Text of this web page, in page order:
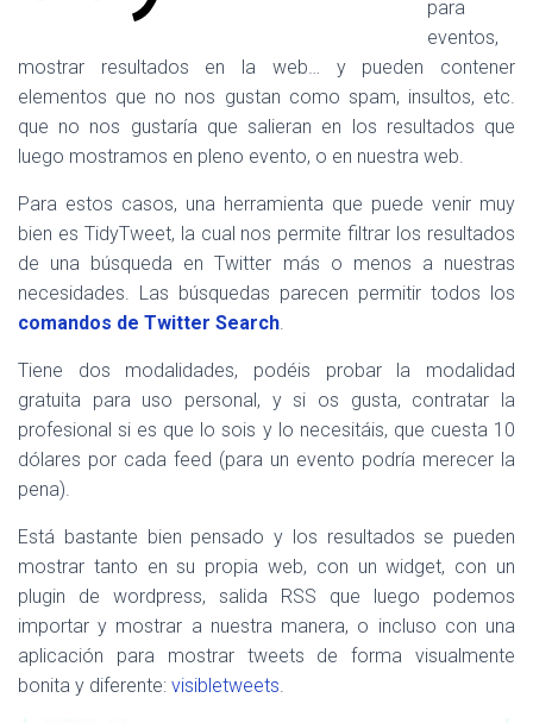
para
eventos,
mostrar resultados en la web… y pueden contener
elementos que no nos gustan como spam, insultos, etc.
que no nos gustaría que salieran en los resultados que
luego mostramos en pleno evento, o en nuestra web.
Para estos casos, una herramienta que puede venir muy
bien es TidyTweet, la cual nos permite filtrar los resultados
de una búsqueda en Twitter más o menos a nuestras
necesidades. Las búsquedas parecen permitir todos los
comandos de Twitter Search.
Tiene dos modalidades, podéis probar la modalidad
gratuita para uso personal, y si os gusta, contratar la
profesional si es que lo sois y lo necesitáis, que cuesta 10
dólares por cada feed (para un evento podría merecer la
pena).
Está bastante bien pensado y los resultados se pueden
mostrar tanto en su propia web, con un widget, con un
plugin de wordpress, salida RSS que luego podemos
importar y mostrar a nuestra manera, o incluso con una
aplicación para mostrar tweets de forma visualmente
bonita y diferente: visibletweets.